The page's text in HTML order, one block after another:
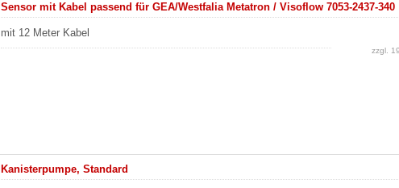
Sensor mit Kabel passend für GEA/Westfalia Metatron / Visoflow 7053-2437-340
mit 12 Meter Kabel
zzgl.
Kanisterpumpe, Standard